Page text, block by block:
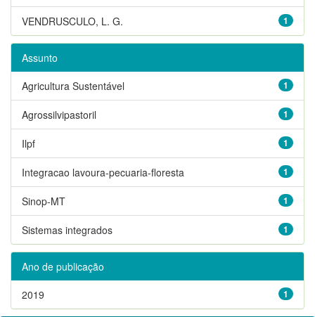
1
VENDRUSCULO, L. G.
Assunto
1
Agricultura Sustentável
1
Agrossilvipastoril
1
Ilpf
1
Integracao lavoura-pecuaria-floresta
1
Sinop-MT
1
Sistemas integrados
Ano de publicação
1
2019